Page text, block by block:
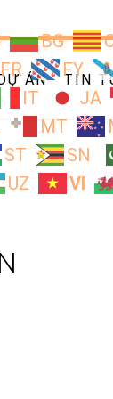
BG
FR FY
IT JA
MT
ST SN
UZ VI
ÁN TIN